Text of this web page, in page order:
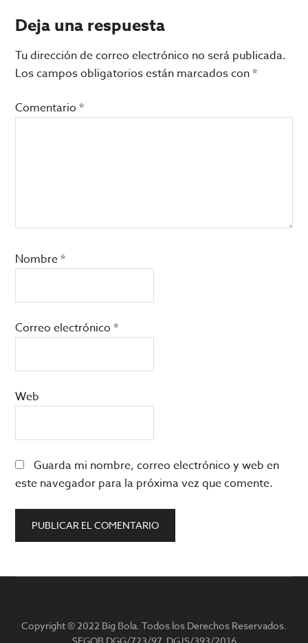
Interacciones
con
los
lectores
Deja una respuesta
Tu dirección de correo electrónico no será publicada.
Los campos obligatorios están marcados con*
Comentario*
Nombre*
Correo electrónico*
Web
Guarda mi nombre, correo electrónico y web en
este navegador para la próxima vez que comente.
principal
Copyright © 2022 Big Bola. Todos los Derechos Reservados.